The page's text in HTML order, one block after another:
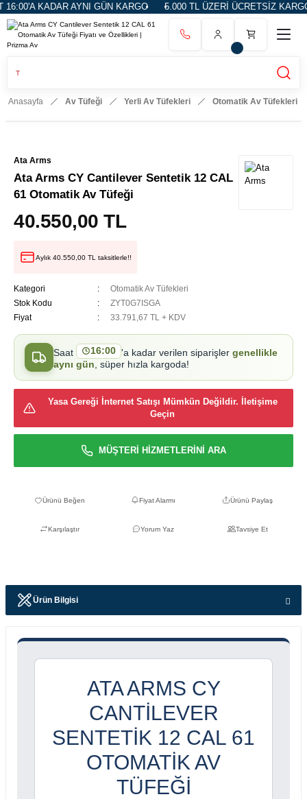
AYNI GÜN KARGO 5.000 TL ÜZERİ ÜCRETSİZ KARGO 14
Anasayfa Av Tüfeği Yerli Av Tüfekleri Otomatik Av Tüfekleri
Ata Arms
Ata Arms CY Cantilever Sentetik 12 CAL
61 Otomatik Av Tüfeği
40.550,00 TL
Aylık 40.550,00 TL taksitlerle!!
Kategori
Otomatik Av Tüfekleri
Stok Kodu
ZYT0G7ISGA
Fiyat
33.791,67 TL + KDV
Saat 16:00 'a kadar verilen siparişler genellikle
aynı gün, süper hızla kargoda!
Yasa Gereği İnternet Satışı Mümkün Değildir. İletişime
Geçin
MÜŞTERİ HİZMETLERİNİ ARA
Fiyat Alarmı Ürünü Paylaş
Karşılaştır Yorum Yaz Tavsiye Et
Ürün Bilgisi
ATA ARMS CY
CANTILEVER
SENTETIK 12 CAL 61
OTOMATIK AV
TÜFEĞI